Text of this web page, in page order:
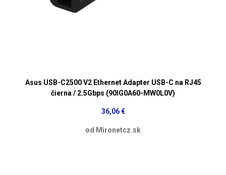
Asus USB-C2500 V2 Ethernet Adapter USB-C na RJ45
čierna / 2.5Gbps (90IG0A60-MW0L0V)
36,06 €
od Mironetcz.sk